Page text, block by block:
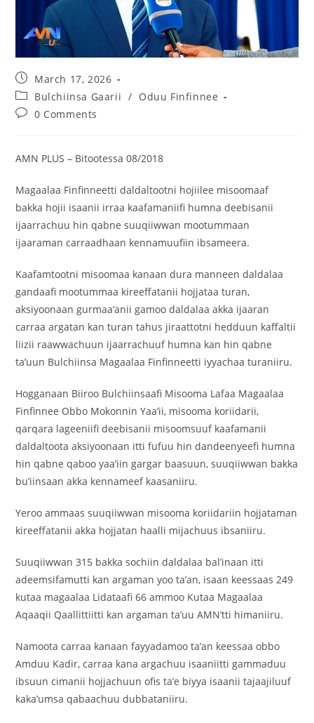
March 17, 2026
Bulchiinsa Gaarii / Oduu Finfinnee
0 Comments
AMN PLUS – Bitootessa 08/2018
Magaalaa Finfinneetti daldaltootni hojiilee misoomaaf
bakka hojii isaanii irraa kaafamaniifi humna deebisanii
ijaarrachuu hin qabne suuqiiwwan mootummaan
ijaaraman carraadhaan kennamuufiin ibsameera.
Kaafamtootni misoomaa kanaan dura manneen daldalaa
gandaafi mootummaa kireeffatanii hojjataa turan,
aksiyoonaan gurmaa’anii gamoo daldalaa akka ijaaran
carraa argatan kan turan tahus jiraattotni hedduun kaffaltii
liizii raawwachuun ijaarrachuuf humna kan hin qabne
ta’uun Bulchiinsa Magaalaa Finfinneetti iyyachaa turaniiru.
Hogganaan Biiroo Bulchiinsaafi Misooma Lafaa Magaalaa
Finfinnee Obbo Mokonnin Yaa’ii, misooma koriidarii,
qarqara lageeniifi deebisanii misoomsuuf kaafamanii
daldaltoota aksiyoonaan itti fufuu hin dandeenyeefi humna
hin qabne qaboo yaa’iin gargar baasuun, suuqiiwwan bakka
bu’iinsaan akka kennameef kaasaniiru.
Yeroo ammaas suuqiiwwan misooma koriidariin hojjataman
kireeffatanii akka hojjatan haalli mijachuus ibsaniiru.
Suuqiiwwan 315 bakka sochiin daldalaa bal’inaan itti
adeemsifamutti kan argaman yoo ta’an, isaan keessaas 249
kutaa magaalaa Lidataafi 66 ammoo Kutaa Magaalaa
Aqaaqii Qaallittiitti kan argaman ta’uu AMN’tti himaniiru.
Namoota carraa kanaan fayyadamoo ta’an keessaa obbo
Amduu Kadir, carraa kana argachuu isaaniitti gammaduu
ibsuun cimanii hojjachuun ofis ta’e biyya isaanii tajaajiluuf
kaka’umsa qabaachuu dubbataniiru.